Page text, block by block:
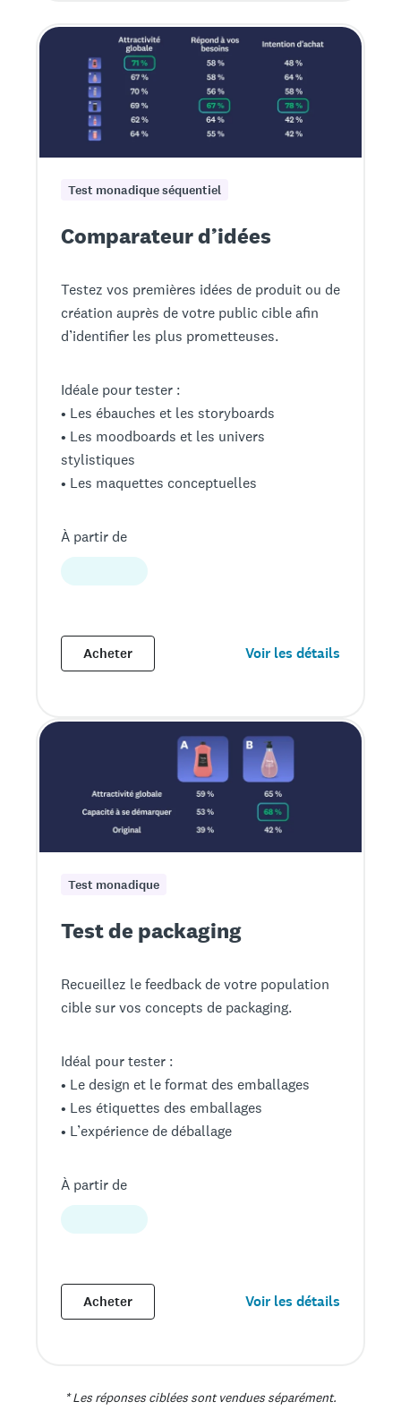
Test monadique séquentiel
Comparateur d’idées
Testez vos premières idées de produit ou de
création auprès de votre public cible afin
d’identifier les plus prometteuses.
Idéale pour tester :
• Les ébauches et les storyboards
• Les moodboards et les univers
stylistiques
• Les maquettes conceptuelles
À partir de
Acheter Voir les détails
Test monadique
Test de packaging
Recueillez le feedback de votre population
cible sur vos concepts de packaging.
Idéal pour tester :
• Le design et le format des emballages
• Les étiquettes des emballages
• L’expérience de déballage
À partir de
Acheter Voir les détails
* Les réponses ciblées sont vendues séparément.